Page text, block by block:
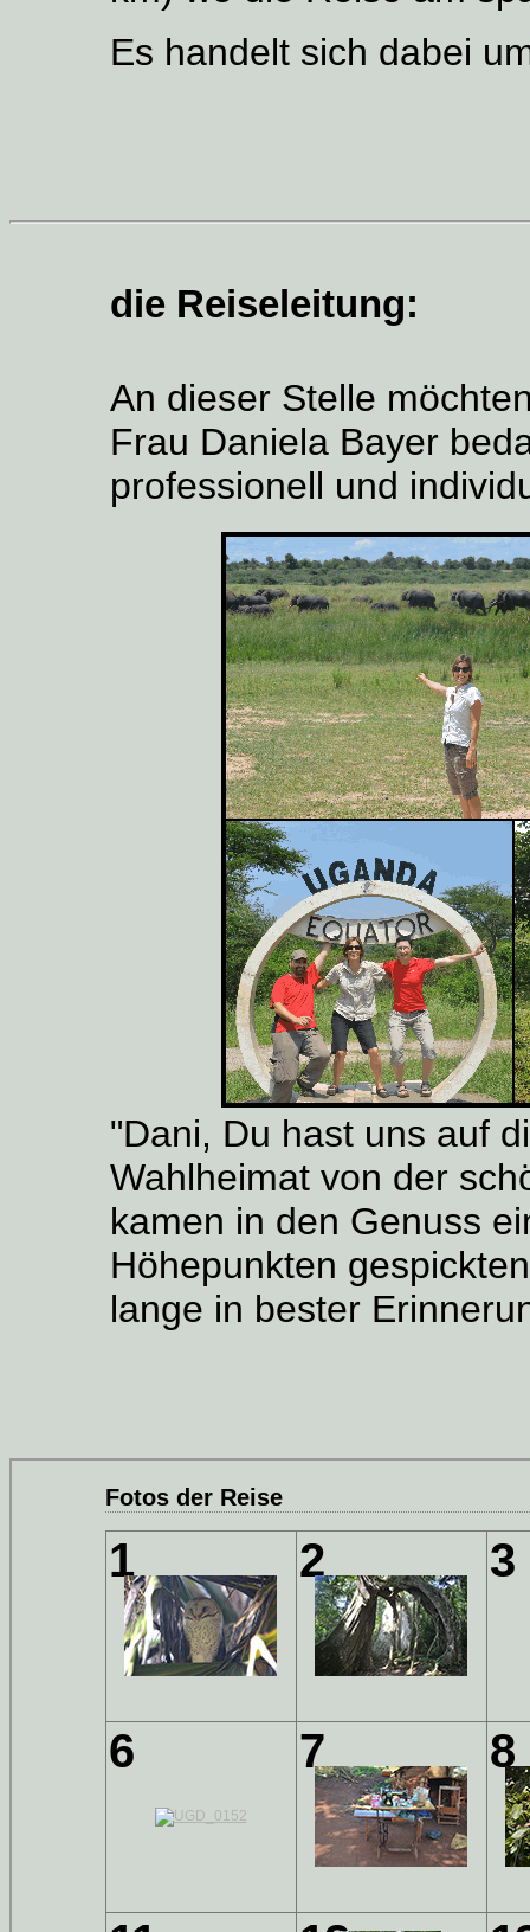
Es handelt sich dabei
die Reiseleitung:
An dieser Stelle
Frau Daniela Bayer
professionell und
"Dani, Du hast uns auf
Wahlheimat von der
kamen in den Genuss
Höhepunkten
lange in bester